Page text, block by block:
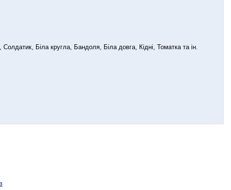
Біла кругла, Бандоля, Біла довга, Кідні, Томатка та ін.